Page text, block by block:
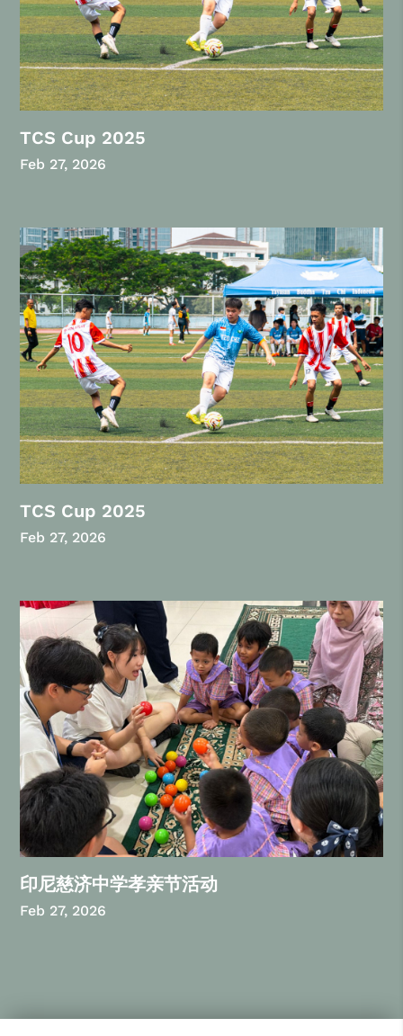
TCS Cup 2025
Feb 27, 2026
TCS Cup 2025
Feb 27, 2026
印尼慈济中学孝亲节活动
Feb 27, 2026